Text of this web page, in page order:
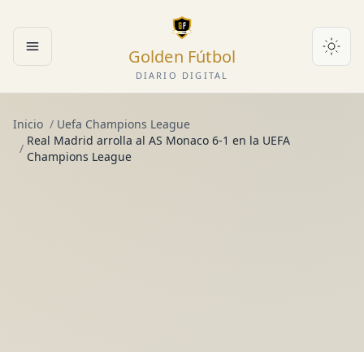
Abrir menú Golden Fútbol
DIARIO DIGITAL
Inicio / Uefa Champions League
/
Real Madrid arrolla al AS Monaco 6-1 en la UEFA
Champions League